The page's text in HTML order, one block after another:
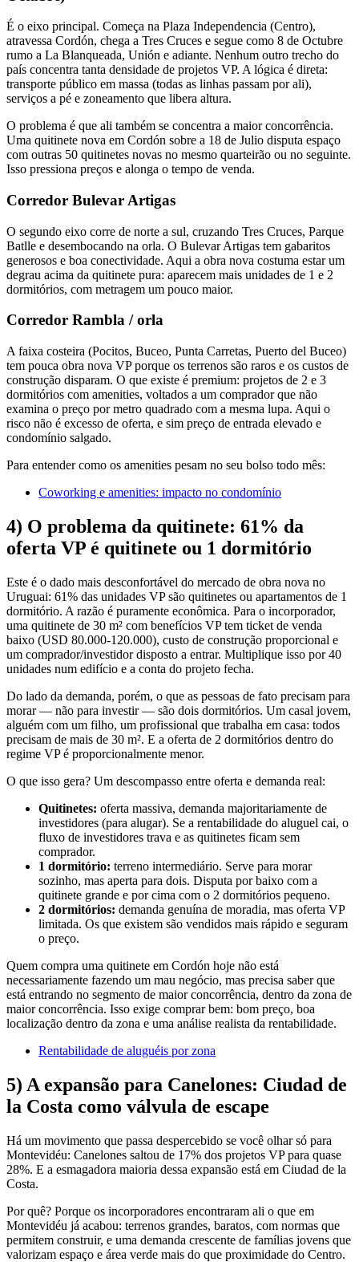
É o eixo principal. Começa na Plaza Independencia (Centro),
atravessa Cordón, chega a Tres Cruces e segue como 8 de Octubre
rumo a La Blanqueada, Unión e adiante. Nenhum outro trecho do
país concentra tanta densidade de projetos VP. A lógica é direta:
transporte público em massa (todas as linhas passam por ali),
serviços a pé e zoneamento que libera altura.
O problema é que ali também se concentra a maior concorrência.
Uma quitinete nova em Cordón sobre a 18 de Julio disputa espaço
com outras 50 quitinetes novas no mesmo quarteirão ou no seguinte.
Isso pressiona preços e alonga o tempo de venda.
Corredor Bulevar Artigas
O segundo eixo corre de norte a sul, cruzando Tres Cruces, Parque
Batlle e desembocando na orla. O Bulevar Artigas tem gabaritos
generosos e boa conectividade. Aqui a obra nova costuma estar um
degrau acima da quitinete pura: aparecem mais unidades de 1 e 2
dormitórios, com metragem um pouco maior.
Corredor Rambla / orla
A faixa costeira (Pocitos, Buceo, Punta Carretas, Puerto del Buceo)
tem pouca obra nova VP porque os terrenos são raros e os custos de
construção disparam. O que existe é premium: projetos de 2 e 3
dormitórios com amenities, voltados a um comprador que não
examina o preço por metro quadrado com a mesma lupa. Aqui o
risco não é excesso de oferta, e sim preço de entrada elevado e
condomínio salgado.
Para entender como os amenities pesam no seu bolso todo mês:
Coworking e amenities: impacto no condomínio
4) O problema da quitinete: 61% da
oferta VP é quitinete ou 1 dormitório
Este é o dado mais desconfortável do mercado de obra nova no
Uruguai: 61% das unidades VP são quitinetes ou apartamentos de 1
dormitório. A razão é puramente econômica. Para o incorporador,
uma quitinete de 30 m² com benefícios VP tem ticket de venda
baixo (USD 80.000-120.000), custo de construção proporcional e
um comprador/investidor disposto a entrar. Multiplique isso por 40
unidades num edifício e a conta do projeto fecha.
Do lado da demanda, porém, o que as pessoas de fato precisam para
morar — não para investir — são dois dormitórios. Um casal jovem,
alguém com um filho, um profissional que trabalha em casa: todos
precisam de mais de 30 m². E a oferta de 2 dormitórios dentro do
regime VP é proporcionalmente menor.
O que isso gera? Um descompasso entre oferta e demanda real:
Quitinetes: oferta massiva, demanda majoritariamente de
investidores (para alugar). Se a rentabilidade do aluguel cai, o
fluxo de investidores trava e as quitinetes ficam sem
comprador.
1 dormitório: terreno intermediário. Serve para morar
sozinho, mas aperta para dois. Disputa por baixo com a
quitinete grande e por cima com o 2 dormitórios pequeno.
2 dormitórios: demanda genuína de moradia, mas oferta VP
limitada. Os que existem são vendidos mais rápido e seguram
o preço.
Quem compra uma quitinete em Cordón hoje não está
necessariamente fazendo um mau negócio, mas precisa saber que
está entrando no segmento de maior concorrência, dentro da zona de
maior concorrência. Isso exige comprar bem: bom preço, boa
localização dentro da zona e uma análise realista da rentabilidade.
Rentabilidade de aluguéis por zona
5) A expansão para Canelones: Ciudad de
la Costa como válvula de escape
Há um movimento que passa despercebido se você olhar só para
Montevidéu: Canelones saltou de 17% dos projetos VP para quase
28%. E a esmagadora maioria dessa expansão está em Ciudad de la
Costa.
Por quê? Porque os incorporadores encontraram ali o que em
Montevidéu já acabou: terrenos grandes, baratos, com normas que
permitem construir, e uma demanda crescente de famílias jovens que
valorizam espaço e área verde mais do que proximidade do Centro.